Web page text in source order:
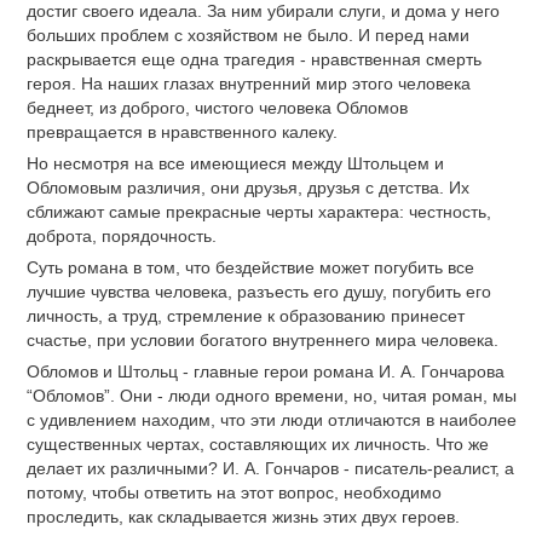
достиг своего идеала. За ним убирали слуги, и дома у него
больших проблем с хозяйством не было. И перед нами
раскрывается еще одна трагедия - нравственная смерть
героя. На наших глазах внутренний мир этого человека
беднеет, из доброго, чистого человека Обломов
превращается в нравственного калеку.
Но несмотря на все имеющиеся между Штольцем и
Обломовым различия, они друзья, друзья с детства. Их
сближают самые прекрасные черты характера: честность,
доброта, порядочность.
Суть романа в том, что бездействие может погубить все
лучшие чувства человека, разъесть его душу, погубить его
личность, а труд, стремление к образованию принесет
счастье, при условии богатого внутреннего мира человека.
Обломов и Штольц - главные герои романа И. А. Гончарова
“Обломов”. Они - люди одного времени, но, читая роман, мы
с удивлением находим, что эти люди отличаются в наиболее
существенных чертах, составляющих их личность. Что же
делает их различными? И. А. Гончаров - писатель-реалист, а
потому, чтобы ответить на этот вопрос, необходимо
проследить, как складывается жизнь этих двух героев.